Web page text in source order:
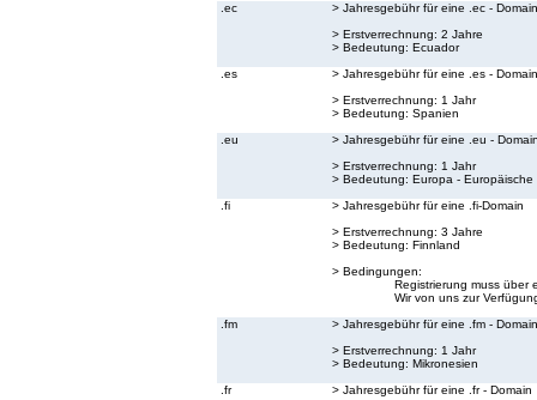
.ec
> Jahresgebühr für eine .ec - Domain
> Erstverrechnung: 2 Jahre
> Bedeutung: Ecuador
.es
> Jahresgebühr für eine .es - Domain
> Erstverrechnung: 1 Jahr
> Bedeutung: Spanien
.eu
> Jahresgebühr für eine .eu -
> Erstverrechnung: 1 Jahr
> Bedeutung: Europa - Europäische
.fi
> Jahresgebühr für eine .fi-Domain
> Erstverrechnung: 3 Jahre
> Bedeutung: Finnland
> Bedingungen:
Registrierung muss über
Wir von uns zur
.fm
> Jahresgebühr für eine .fm - Domain
> Erstverrechnung: 1 Jahr
> Bedeutung: Mikronesien
.fr
> Jahresgebühr für eine .fr - Domain